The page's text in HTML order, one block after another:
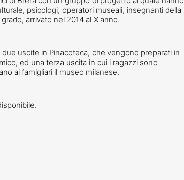
psicologi, operatori museali, insegnanti della
arrivato nel 2014 al X anno.
uscite in Pinacoteca, che vengono preparati in
ed una terza uscita in cui i ragazzi sono
ai famigliari il museo milanese.